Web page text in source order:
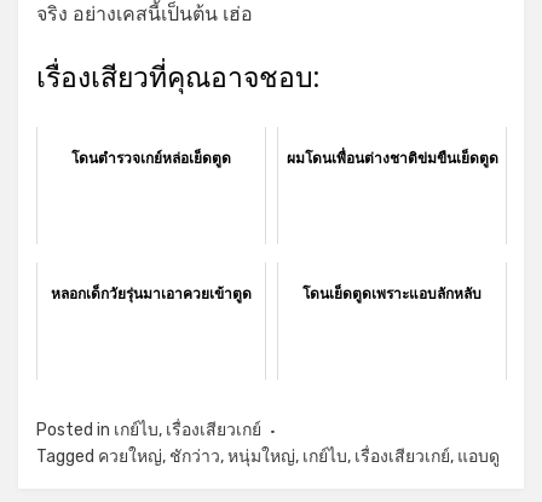
จริง อย่างเคสนี้เป็นต้น เฮ่อ
เรื่องเสียวที่คุณอาจชอบ:
โดนตำรวจเกย์หล่อเย็ดตูด ผมโดนเพื่อนต่างชาติข่มขืนเย็ดตูด
หลอกเด็กวัยรุ่นมาเอาควยเข้าตูด โดนเย็ดตูดเพราะแอบลักหลับ
Posted in เกย์ไบ, เรื่องเสียวเกย์
Tagged ควยใหญ่, ชักว่าว,หนุ่มใหญ่, เกย์ไบ, เรื่องเสียวเกย์, แอบดู